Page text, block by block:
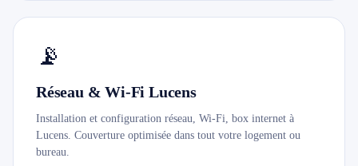
📡
Réseau & Wi-Fi Lucens
Installation et configuration réseau, Wi-Fi, box internet à
Lucens. Couverture optimisée dans tout votre logement ou
bureau.